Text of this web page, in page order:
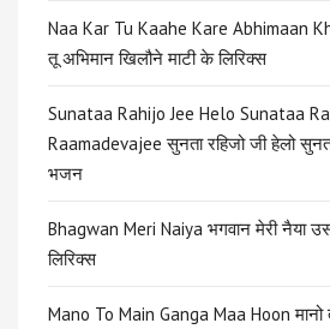
Naa Kar Tu Kaahe Kare Abhimaan
तू अभिमान खिलौने माटी के लिरिक्स
Sunataa Rahijo Jee Helo Sunataa
Raamadevajee सुनता रहिजो जी हेलो
भजन
Bhagwan Meri Naiya भगवान मेरी नैया
लिरिक्स
Mano To Main Ganga Maa Hoon मानो